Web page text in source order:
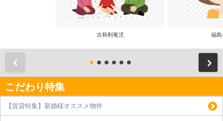
古和利竜児 福島
こだわり特集
【賃貸特集】新婚様オススメ物件